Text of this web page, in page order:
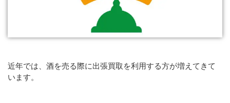
近年では、酒を売る際に出張買取を利用する方が増えてきて
います。